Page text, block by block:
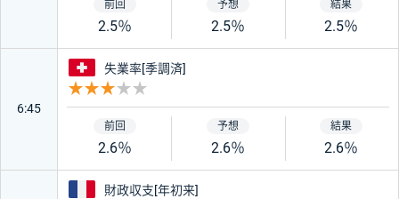
2.5％ 2.5％ 2.5％
6:45
スイス
失業率[季調済]
2.6％ 2.6％ 2.6％
フランス
財政収支[年初来]